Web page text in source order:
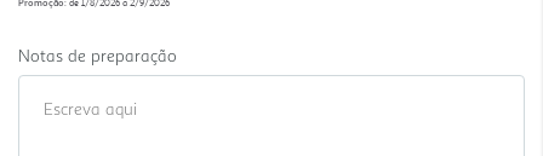
Promoção: de 1/8/2026 a 2/9/2026
Notas de preparação